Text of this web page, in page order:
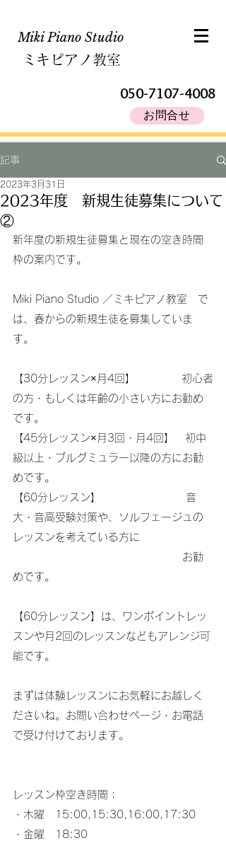
Miki Piano Studio​
ミキピアノ教室
050-7107-4008
お問合せ
記事
2023年度 新規生徒募集について
②
2023年3月31日
新年度の新規生徒募集と現在の空き時間
枠の案内です。
Miki Piano Studio ／ミキピアノ教室　で
は、春からの新規生徒を募集していま
す。
【30分レッスン×月4回】　　　　 初心者
の方・もしくは年齢の小さい方にお勧め
です。
【45分レッスン×月3回・月4回】　初中
級以上・ブルグミュラー以降の方にお勧
めです。
【60分レッスン】　　　　　　　　音
大・音高受験対策や、ソルフェージュの
レッスンを考えている方に
お勧
めです。
【60分レッスン】は、ワンポイントレッ
スンや月2回のレッスンなどもアレンジ可
能です。
まずは体験レッスンにお気軽にお越しく
ださいね。お問い合わせページ・お電話
で受け付けております。
レッスン枠空き時間：
・木曜　15:00,15:30,16:00,17:30
・金曜　18:30